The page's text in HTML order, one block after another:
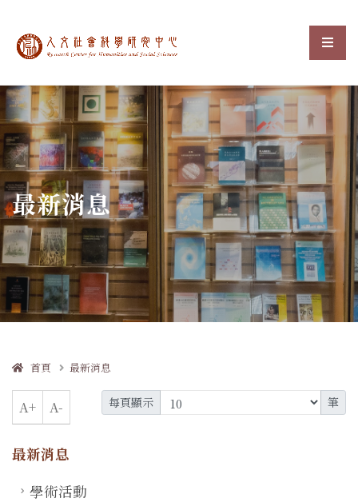
中央研究院人文社會科選
:::
最新消息
首頁 最新消息
A+ A- 每頁顯示 筆
最新消息
學術活動